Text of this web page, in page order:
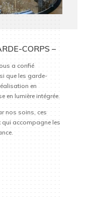
CORPS –
a confié
que les garde-
en
en lumière intégrée.
nos soins, ces
qui accompagne les